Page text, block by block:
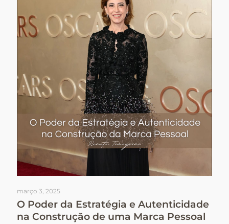
março 3, 2025
O Poder da Estratégia e Autenticidade
na Construção de uma Marca Pessoal